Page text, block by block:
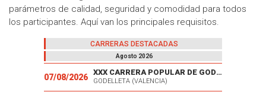
parámetros de calidad, seguridad y comodidad para todos
los participantes. Aquí van los principales requisitos.
CARRERAS DESTACADAS
Agosto 2026
07/08/2026
XXX CARRERA POPULAR DE GODELLETA
GODELLETA (VALENCIA)